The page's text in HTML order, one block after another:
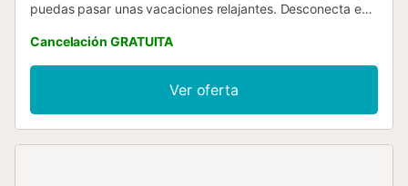
puedas pasar unas vacaciones relajantes. Desconecta en
disfruta de unos sueños regeneradores en las camas
confortables. La espaciosa planta baja permite que toda la
familia se reúna y disfrute de la compañía recíproca. El
salón cuenta con una mesa de comedor, una fabulosa
chimenea y un rincón cocina completamente equipado.
Cancelación GRATUITA
Ver oferta